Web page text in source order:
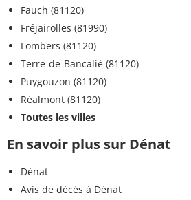
Fauch (81120)
Fréjairolles (81990)
Lombers (81120)
Terre-de-Bancalié (81120)
Puygouzon (81120)
Réalmont (81120)
Toutes les villes
En savoir plus sur Dénat
Dénat
Avis de décès à Dénat